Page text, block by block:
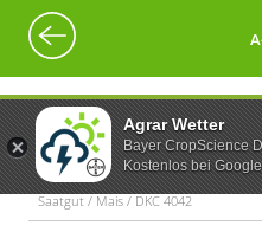
Agrar Wetter
Bayer CropScience
Kostenlos bei
Saatgut / Mais / DKC 4042